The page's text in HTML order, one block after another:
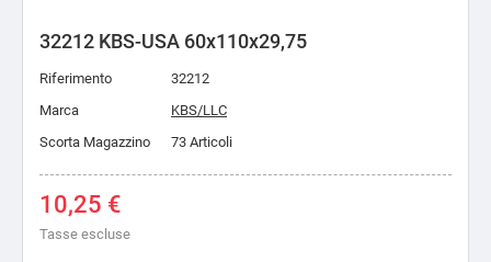
32212 KBS-USA 60x110x29,75
Riferimento
32212
Marca
KBS/LLC
Scorta Magazzino
73 Articoli
10,25 €
Tasse escluse